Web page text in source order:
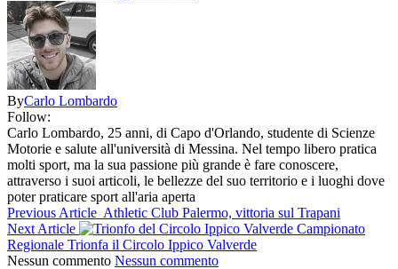
ByCarlo Lombardo
Follow:
Carlo Lombardo, 25 anni, di Capo d'Orlando, studente di Scienze
Motorie e salute all'università di Messina. Nel tempo libero pratica
molti sport, ma la sua passione più grande è fare conoscere,
attraverso i suoi articoli, le bellezze del suo territorio e i luoghi dove
poter praticare sport all'aria aperta
Previous Article Athletic Club Palermo, vittoria sul Trapani
Next Article
Campionato
Regionale Trionfa il Circolo Ippico Valverde
Nessun commento Nessun commento